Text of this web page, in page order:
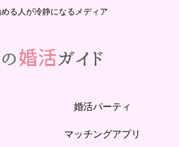
る人が冷静になるメディア
婚活パーティ
マッチングアプリ